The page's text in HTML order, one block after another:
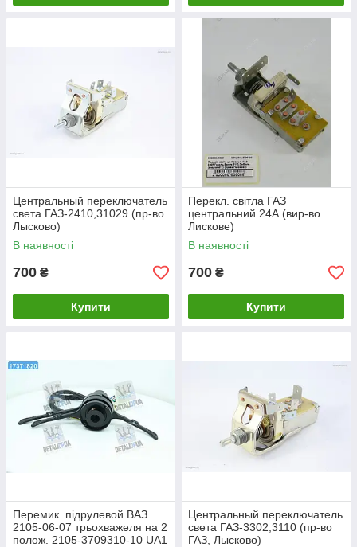
Центральный переключатель
света ГАЗ-2410,31029 (пр-во
Лысково)
В наявності
700 ₴
Купити
Перекл. світла ГАЗ
центральний 24А (вир-во
Лискове)
В наявності
700 ₴
Купити
Перемик. підрулевой ВАЗ
2105-06-07 трьохважеля на 2
полож. 2105-3709310-10 UA1
Центральный переключатель
света ГАЗ-3302,3110 (пр-во
ГАЗ, Лысково)